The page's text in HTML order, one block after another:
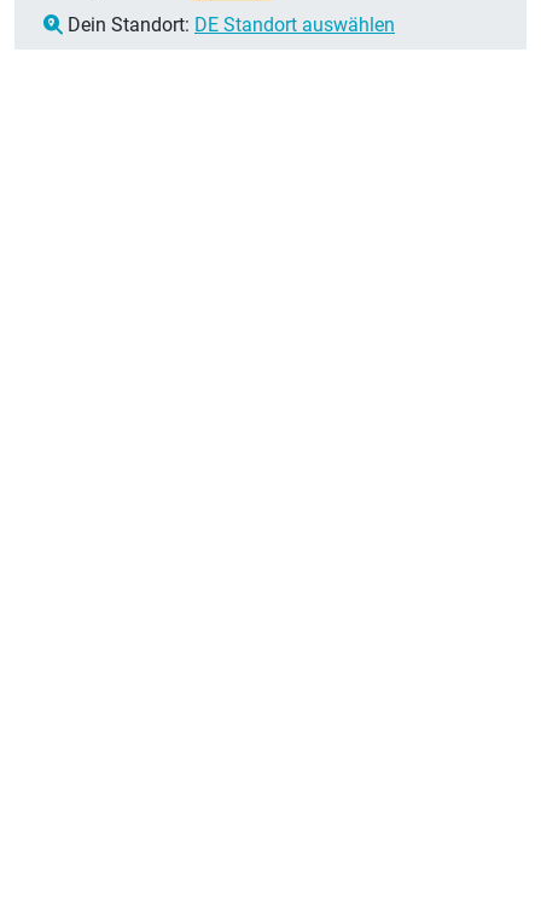
Dein Standort: DE Standort auswählen